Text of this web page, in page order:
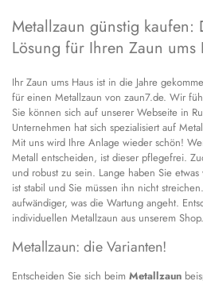
Metallzaun günstig kaufen:
Lösung für Ihren Zaun ums
Ihr Zaun ums Haus ist in die Jahre
für einen Metallzaun von zaun7.de. Wir
Sie können sich auf unserer Webseite in
Unternehmen hat sich spezialisiert auf
Mit uns wird Ihre Anlage wieder schön!
Metall entscheiden, ist dieser pflegefrei.
und robust zu sein. Lange haben Sie
ist stabil und Sie müssen ihn nicht streichen.
aufwändiger, was die Wartung angeht.
individuellen Metallzaun aus unserem Shop.
Metallzaun: die Varianten!
Entscheiden Sie sich beim Metallzaun